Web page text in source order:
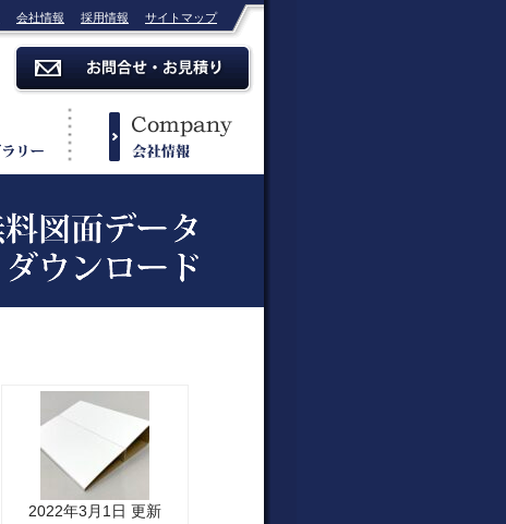
会社情報 採用情報 サイトマップ
2022年3月1日 更新